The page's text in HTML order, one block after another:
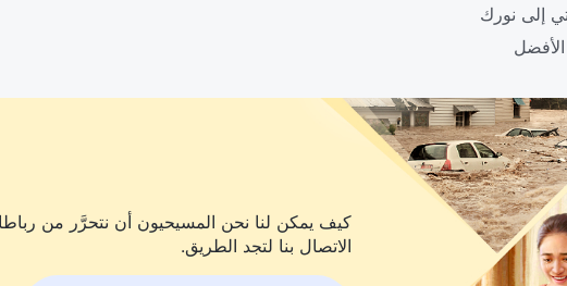
كيف يمكن لنا نحن المسيحيون أن نتحرَّر من
الاتصال بنا لتجد الطريق.